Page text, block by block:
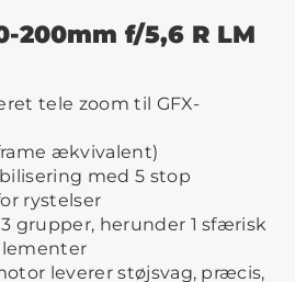
200mm f/5,6 R LM
tele zoom til GFX-
ækvivalent)
med 5 stop
rystelser
grupper, herunder 1 sfærisk
leverer støjsvag, præcis,